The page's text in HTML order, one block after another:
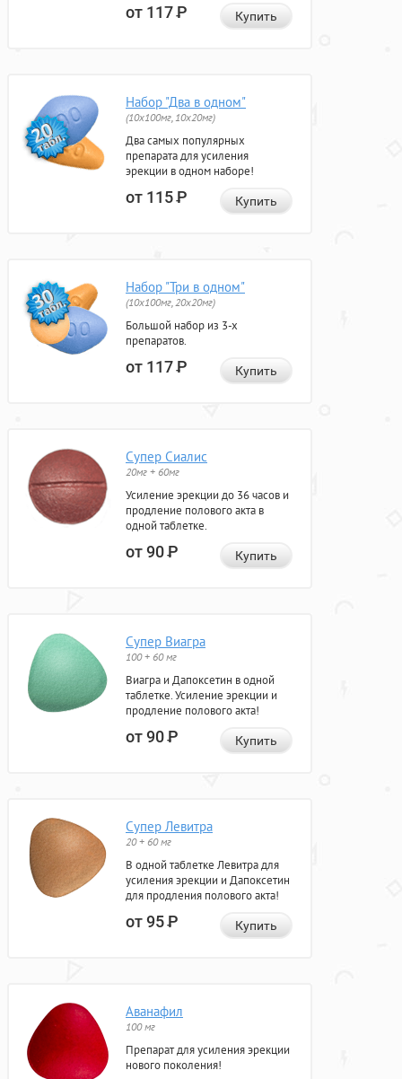
от 117Р Купить
Набор "Два в одном"
(10x100мг, 10x20мг)
Два самых популярных
препарата для усиления
эрекции в одном наборе!
от 115Р Купить
Набор "Три в одном"
(10x100мг, 20x20мг)
Большой набор из 3-х
препаратов.
от 117Р Купить
Супер Сиалис
20мг + 60мг
Усиление эрекции до 36 часов и
продление полового акта в
одной таблетке.
от 90Р Купить
Супер Виагра
100 + 60 мг
Виагра и Дапоксетин в одной
таблетке. Усиление эрекции и
продление полового акта!
от 90Р Купить
Супер Левитра
20 + 60 мг
В одной таблетке Левитра для
усиления эрекции и Дапоксетин
для продления полового акта!
от 95Р Купить
Аванафил
100 мг
Препарат для усиления эрекции
нового поколения!